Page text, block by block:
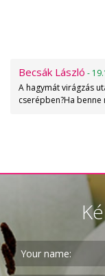
Becsák László -
A hagymát virágzás
cserépben?Ha